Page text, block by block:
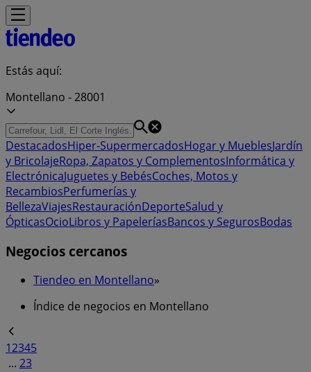
Estás aquí:
Montellano - 28001
DestacadosHiper-SupermercadosHogar y MueblesJardín
y BricolajeRopa, Zapatos y ComplementosInformática y
ElectrónicaJuguetes y BebésCoches, Motos y
RecambiosPerfumerías y
BellezaViajesRestauraciónDeporteSalud y
ÓpticasOcioLibros y PapeleríasBancos y SegurosBodas
Negocios cercanos
Tiendeo en Montellano»
Índice de negocios en Montellano
12345
... 23